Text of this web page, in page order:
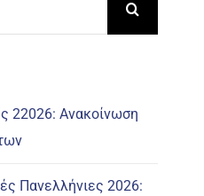
22026: Ανακοίνωση
Πανελλήνιες 2026: